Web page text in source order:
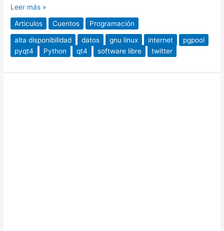
Leer más »
Articulos Cuentos Programación
alta disponibilidad datos gnu linux internet
pgpool
pyqt4
Python qt4 software libre twitter